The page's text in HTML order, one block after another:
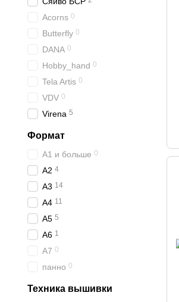
Acorns 0
Butterfly 0
DANA 0
Hobby_hand 0
Tela Artis 0
VDV 0
Virena 5
Формат
А1 и больше 0
А2 4
А3 14
А4 11
А5 5
А6 1
А7 0
панно 0
Техника вышивки